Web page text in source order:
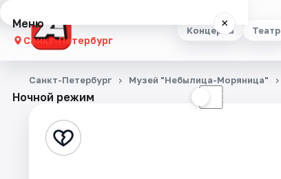
Концерты Театр
Меню ×
Санкт-Петербург
Концерты
Стендап
Ночной режим ☾
Санкт-Петербург Музей "Небылица-Моряница"